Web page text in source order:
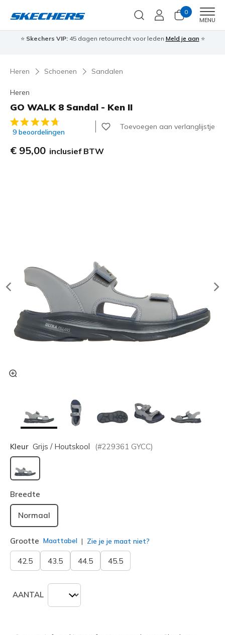
0
MENU
⭐ Skechers VIP:45 dagen retourrecht voor leden Meld je aan ⭐
Heren Schoenen Sandalen
Heren
GO WALK 8 Sandal - Ken II
4,1 van de 5 klantbeoordelingen
9 beoordelingen
Toevoegen aan verlanglijstje
€ 95,00 inclusief BTW
Kleur Grijs / Houtskool (#229361 GYCC)
geselecteerd
Breedte
Normaal
Grootte Maattabel Zie je je maat niet?
42.5 43.5 44.5 45.5
AANTAL